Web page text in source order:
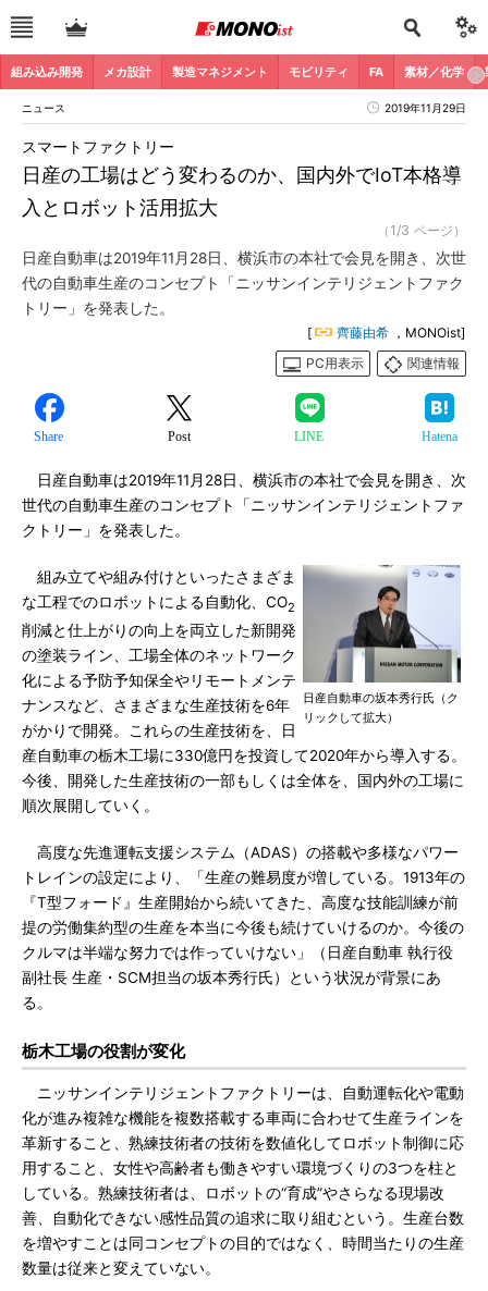
組み込み開発 メカ設計 製造マネジメント モビリティ FA 素材／化学
ニュース 2019年11月29日
日産の工場はどう変わるのか、国内外でIoT本格導
入とロボット活用拡大
スマートファクトリー
（1/3 ページ）
日産自動車は2019年11月28日、横浜市の本社で会見を開き、次世
代の自動車生産のコンセプト「ニッサンインテリジェントファク
トリー」を発表した。
[ 齊藤由希 ，MONOist]
PC用表示
関連情報
Share Post LINE Hatena
日産自動車は2019年11月28日、横浜市の本社で会見を開き、次
世代の自動車生産のコンセプト「ニッサンインテリジェントファ
クトリー」を発表した。
日産自動車の坂本秀行氏（ク
リックして拡大）
組み立てや組み付けといったさまざま
な工程でのロボットによる自動化、CO2
削減と仕上がりの向上を両立した新開発
の塗装ライン、工場全体のネットワーク
化による予防予知保全やリモートメンテ
ナンスなど、さまざまな生産技術を6年
がかりで開発。これらの生産技術を、日
産自動車の栃木工場に330億円を投資して2020年から導入する。
今後、開発した生産技術の一部もしくは全体を、国内外の工場に
順次展開していく。
高度な先進運転支援システム（ADAS）の搭載や多様なパワー
トレインの設定により、「生産の難易度が増している。1913年の
『T型フォード』生産開始から続いてきた、高度な技能訓練が前
提の労働集約型の生産を本当に今後も続けていけるのか。今後の
クルマは半端な努力では作っていけない」（日産自動車 執行役
副社長 生産・SCM担当の坂本秀行氏）という状況が背景にあ
る。
栃木工場の役割が変化
ニッサンインテリジェントファクトリーは、自動運転化や電動
化が進み複雑な機能を複数搭載する車両に合わせて生産ラインを
革新すること、熟練技術者の技術を数値化してロボット制御に応
用すること、女性や高齢者も働きやすい環境づくりの3つを柱と
している。熟練技術者は、ロボットの“育成”やさらなる現場改
善、自動化できない感性品質の追求に取り組むという。生産台数
を増やすことは同コンセプトの目的ではなく、時間当たりの生産
数量は従来と変えていない。